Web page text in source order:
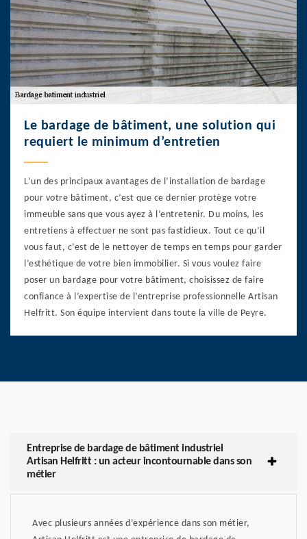
Le bardage de bâtiment, une solution qui
requiert le minimum d’entretien
L’un des principaux avantages de l’installation de bardage
pour votre bâtiment, c’est que ce dernier protège votre
immeuble sans que vous ayez à l’entretenir. Du moins, les
entretiens à effectuer ne sont pas fastidieux. Tout ce qu’il
vous faut, c’est de le nettoyer de temps en temps pour garder
l’esthétique de votre bien immobilier. Si vous voulez faire
poser un bardage pour votre bâtiment, choisissez de faire
confiance à l’expertise de l’entreprise professionnelle Artisan
Helfritt. Son équipe intervient dans toute la ville de Peyre.
Entreprise de bardage de bâtiment industriel
Artisan Helfritt : un acteur incontournable dans son
métier
Avec plusieurs années d’expérience dans son métier,